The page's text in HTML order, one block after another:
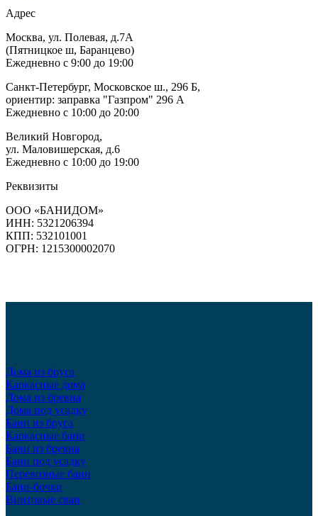
Адрес
Москва, ул. Полевая, д.7А
(Пятницкое ш, Баранцево)
Ежедневно с 9:00 до 19:00
Санкт-Петербург, Московское ш., 296 Б,
ориентир: заправка "Газпром" 296 А
Ежедневно с 10:00 до 20:00
Великий Новгород,
ул. Маловишерская, д.6
Ежедневно с 10:00 до 19:00
Реквизиты
ООО «БАНИДОМ»
ИНН: 5321206394
КПП: 532101001
ОГРН: 1215300002070
Дома из бруса
Каркасные дома
Дома из бревна
Дома под усадку
Бани из бруса
Каркасные бани
Бани из бревна
Бани под усадку
Перевозные бани
Бани-бочки
Винтовые сваи